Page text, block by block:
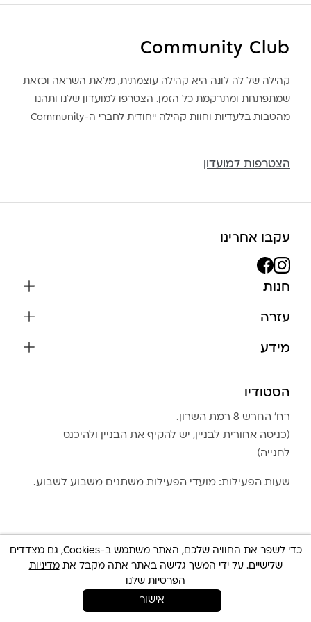
Community Club
קהילה של לה לונה היא קהילה עוצמתית, מלאת השראה וכזאת
שמתפתחת ומתרקמת כל הזמן. הצטרפו למועדון שלנו ותהנו
מהטבות בלעדיות וחוות קהילה ייחודית לחברי ה-Community
הצטרפות למועדון
עקבו אחרינו
חנות
צמידים
בגדים
אביזרים
גברים
LA LUNA HOME
עזרה
צור קשר
מידע
שמירה על התכשיטים
הצהרת נגישות
טבלת מידות טבעות
Community Club
הסטודיו
רח׳ החרש 8 רמת השרון.
(כניסה אחורית לבניין, יש להקיף את הבניין ולהיכנס
לחנייה)
שעות הפעילות: מועדי הפעילות משתנים משבוע לשבוע.
© כל הזכויות שמורות 2025 Built By IWP
כדי לשפר את החוויה שלכם, האתר משתמש ב-Cookies, גם מצדדים
שלישיים. על ידי המשך גלישה באתר אתה מקבל אתמדיניות
הפרטיות שלנו
אישור
צריכה עזרה ?